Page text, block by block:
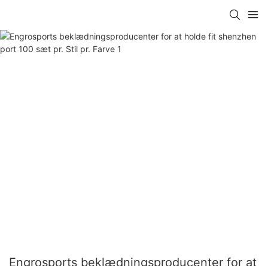
Engrosports beklædningsproducenter for at